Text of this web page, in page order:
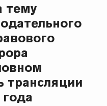
тему
трансляции
года